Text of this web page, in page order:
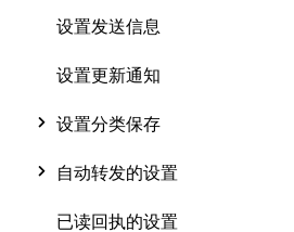
设置发送信息
设置更新通知
设置分类保存
自动转发的设置
已读回执的设置